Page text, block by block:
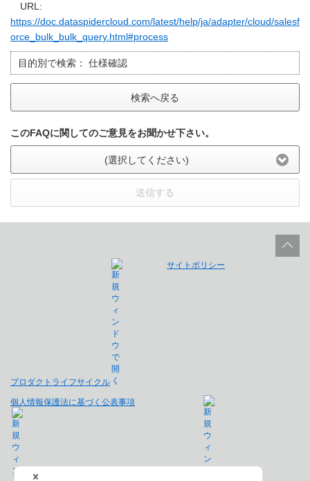
URL:
https://doc.dataspidercloud.com/latest/help/ja/adapter/cloud/salesf
orce_bulk_bulk_query.html#process
目的別で検索： 仕様確認
検索へ戻る
このFAQに関してのご意見をお聞かせ下さい。
(選択してください)
送信する
プロダクトライフサイクル
サイトポリシー
個人情報保護法に基づく公表事項